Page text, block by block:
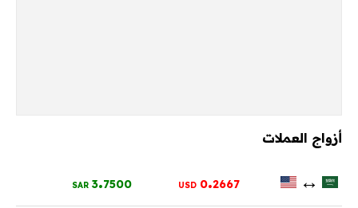
أزواج العملات
↔
0.2667
USD
3.7500
SAR